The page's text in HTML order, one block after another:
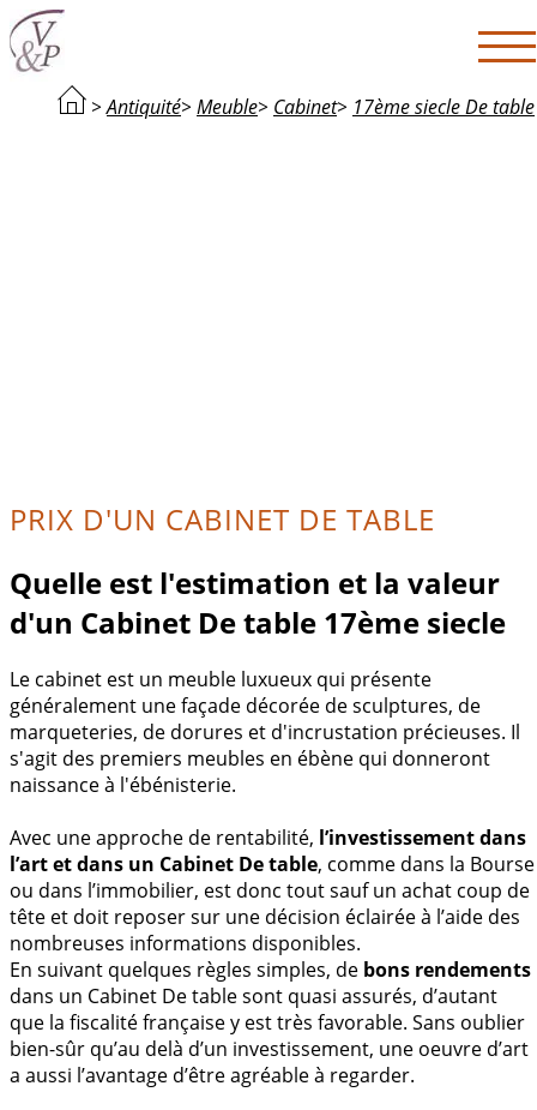
>Antiquité> Meuble> Cabinet> 17ème siecle De table
PRIX D'UN CABINET DE TABLE
Quelle est l'estimation et la valeur
d'un Cabinet De table 17ème siecle
Le cabinet est un meuble luxueux qui présente
généralement une façade décorée de sculptures, de
marqueteries, de dorures et d'incrustation précieuses. Il
s'agit des premiers meubles en ébène qui donneront
naissance à l'ébénisterie.
Avec une approche de rentabilité, l’investissement dans
l’art et dans un Cabinet De table, comme dans la Bourse
ou dans l’immobilier, est donc tout sauf un achat coup de
tête et doit reposer sur une décision éclairée à l’aide des
nombreuses informations disponibles.
En suivant quelques règles simples, de bons rendements
dans un Cabinet De table sont quasi assurés, d’autant
que la fiscalité française y est très favorable. Sans oublier
bien-sûr qu’au delà d’un investissement, une oeuvre d’art
a aussi l’avantage d’être agréable à regarder.